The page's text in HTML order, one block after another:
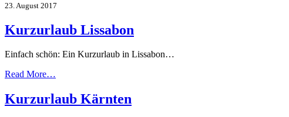
23. August 2017
Kurzurlaub Lissabon
Einfach schön: Ein Kurzurlaub in Lissabon…
Read More…
Kurzurlaub Kärnten